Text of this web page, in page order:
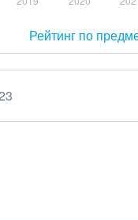
Рейтинг по